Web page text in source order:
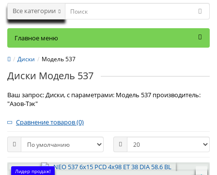
Все категории
Главное меню
Диски Модель 537
Диски Модель 537
Ваш запрос: Диски, с параметрами: Модель 537 производитель:
"Азов-Тэк"
Сравнение товаров (0)
Лидер продаж!